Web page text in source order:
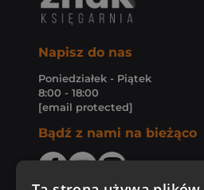
Napisz do nas
Poniedziałek - Piątek
8:00 - 18:00
[email protected]
Bądź z nami na bieżąco